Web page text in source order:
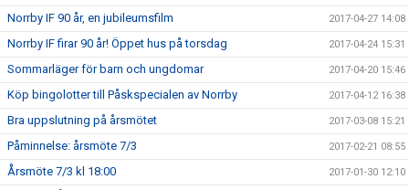
Norrby IF 90 år, en jubileumsfilm 2017-04-27 14:08
Norrby IF firar 90 år! Öppet hus på torsdag 2017-04-24 15:31
Sommarläger för barn och ungdomar 2017-04-20 15:46
Köp bingolotter till Påskspecialen av Norrby 2017-04-12 16:38
Bra uppslutning på årsmötet 2017-03-08 15:21
Påminnelse: årsmöte 7/3 2017-02-21 08:55
Årsmöte 7/3 kl 18:00 2017-01-30 12:10